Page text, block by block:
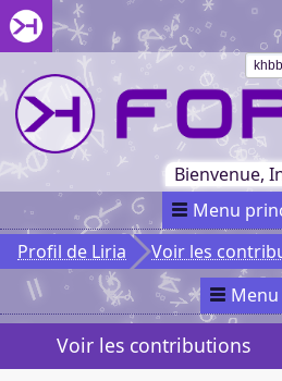
Aller au menu du forum
Aller au contenu du forum
Aller à la recherche dans le forum
Passer le
menu
Khaganat
au début
du menu
Khaganat
Bienvenue,
Menu
Profil de Liria
Voir les
Menu
Voir les contributions